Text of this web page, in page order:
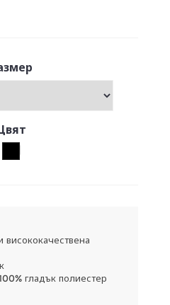
висококачествена
гладък полиестер